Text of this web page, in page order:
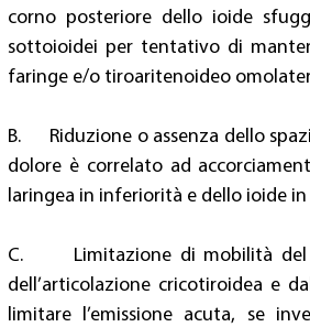
corno posteriore dello ioide
sottoioidei per tentativo di
faringe e/o tiroaritenoideo
B.      Riduzione o assenza dello
dolore è correlato ad
laringea in inferiorità e dello ioide
C.      Limitazione di mobilità del
dell’articolazione cricotiroidea e
limitare l’emissione acuta, se